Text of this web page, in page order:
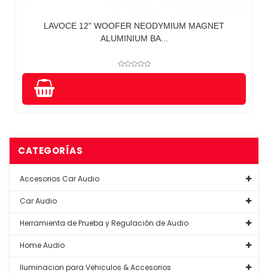
LAVOCE 12" WOOFER NEODYMIUM MAGNET
ALUMINIUM BA...
CATEGORÍAS
Accesorios Car Audio
Car Audio
Herramienta de Prueba y Regulación de Audio
Home Audio
Iluminacion para Vehiculos & Accesorios